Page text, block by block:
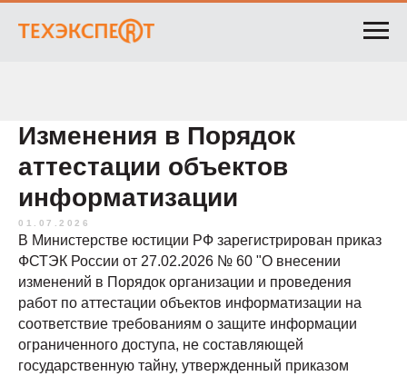
Изменения в Порядок
аттестации объектов
информатизации
01.07.2026
В Министерстве юстиции РФ зарегистрирован приказ
ФСТЭК России от 27.02.2026 № 60 "О внесении
изменений в Порядок организации и проведения
работ по аттестации объектов информатизации на
соответствие требованиям о защите информации
ограниченного доступа, не составляющей
государственную тайну, утвержденный приказом